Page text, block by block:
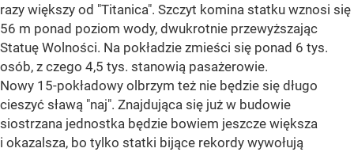
razy większy od "Titanica". Szczyt komina statku wznosi się
56 m ponad poziom wody, dwukrotnie przewyższając
Statuę Wolności. Na pokładzie zmieści się ponad 6 tys.
osób, z czego 4,5 tys. stanowią pasażerowie.
Nowy 15-pokładowy olbrzym też nie będzie się długo
cieszyć sławą "naj". Znajdująca się już w budowie
siostrzana jednostka będzie bowiem jeszcze większa
i okazalsza, bo tylko statki bijące rekordy wywołują